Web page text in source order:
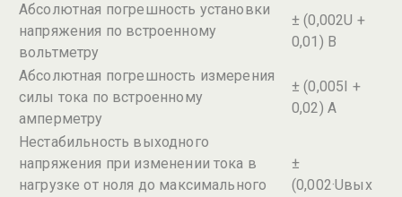
Абсолютная погрешность установки
напряжения по встроенному
вольтметру
± (0,002U +
0,01) В
Абсолютная погрешность измерения
силы тока по встроенному
амперметру
± (0,005I +
0,02) А
Нестабильность выходного
напряжения при изменении тока в
нагрузке от ноля до максимального
±
(0,002·Uвых